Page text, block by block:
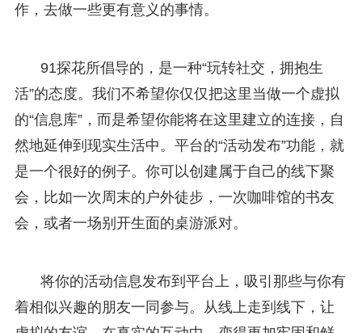
作，去做一些更有意义的事情。
91探花所倡导的，是一种“玩转社交，拥抱生
活”的态度。我们不希望你仅仅把这里当做一个虚拟
的“信息库”，而是希望你能将在这里建立的连接，自
然地延伸到现实生活中。平台的“活动发布”功能，就
是一个很好的例子。你可以创建属于自己的线下聚
会，比如一次周末的户外徒步，一次咖啡馆的书友
会，或者一场别开生面的桌游派对。
将你的活动信息发布到平台上，吸引那些与你有
着相似兴趣的朋友一同参与。从线上走到线下，让